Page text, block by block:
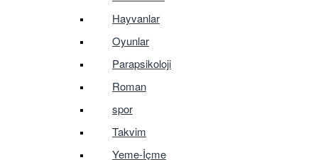
Hayvanlar
Oyunlar
Parapsikoloji
Roman
spor
Takvim
Yeme-İçme